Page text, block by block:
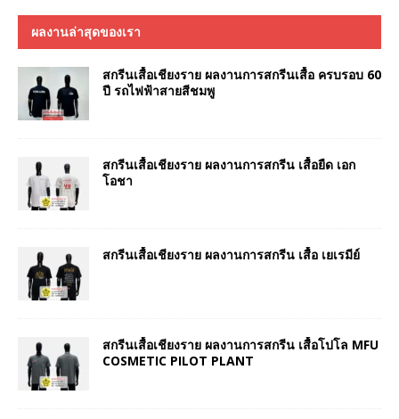
ผลงานล่าสุดของเรา
สกรีนเสื้อเชียงราย ผลงานการสกรีนเสื้อ ครบรอบ 60
ปี รถไฟฟ้าสายสีชมพู
สกรีนเสื้อเชียงราย ผลงานการสกรีน เสื้อยืด เอก
โอชา
สกรีนเสื้อเชียงราย ผลงานการสกรีน เสื้อ เยเรมีย์
สกรีนเสื้อเชียงราย ผลงานการสกรีน เสื้อโปโล MFU
COSMETIC PILOT PLANT